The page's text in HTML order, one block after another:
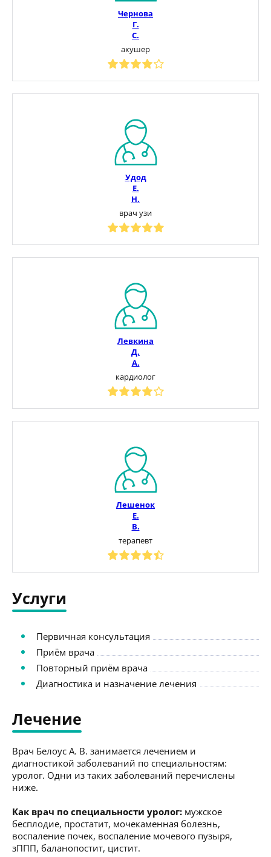
Чернова
Г.
С.
акушер
Удод
Е.
Н.
врач узи
Левкина
Д.
А.
кардиолог
Лешенок
Е.
В.
терапевт
Услуги
Первичная консультация
Приём врача
Повторный приём врача
Диагностика и назначение лечения
Лечение
Врач Белоус А. В. занимается лечением и
диагностикой заболеваний по специальностям:
уролог. Одни из таких заболеваний перечислены
ниже.
Как врач по специальности уролог: мужское
бесплодие, простатит, мочекаменная болезнь,
воспаление почек, воспаление мочевого пузыря,
зППП, баланопостит, цистит.